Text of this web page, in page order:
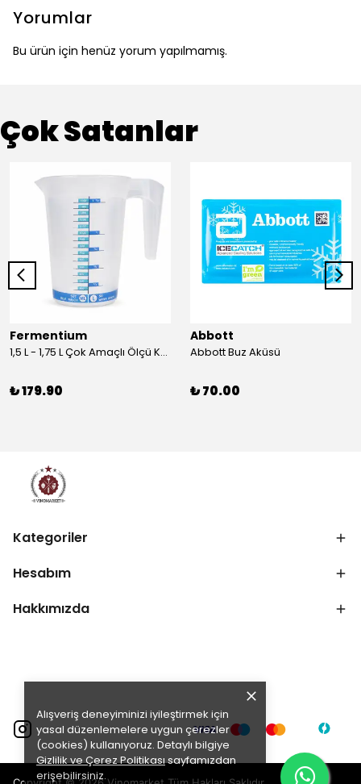
Alışveriş deneyiminizi iyileştirmek için
yasal düzenlemelere uygun çerezler
(cookies) kullanıyoruz. Detaylı bilgiye
Gizlilik ve Çerez Politikasısayfamızdan
erişebilirsiniz.
Yorumlar
Bu ürün için henüz yorum yapılmamış.
Çok Satanlar
Fermentium
1,5 L - 1,75 L Çok Amaçlı Ölçü Kabı PlastArt
₺ 179.90
Abbott
Abbott Buz Aküsü
₺ 70.00
Kategoriler
Hesabım
Hakkımızda